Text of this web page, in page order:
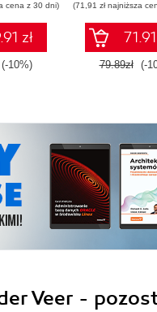
cena z 30 dni)
zł
(-10%)
(71,91 zł najniższa
79.89zł (-
Veer -